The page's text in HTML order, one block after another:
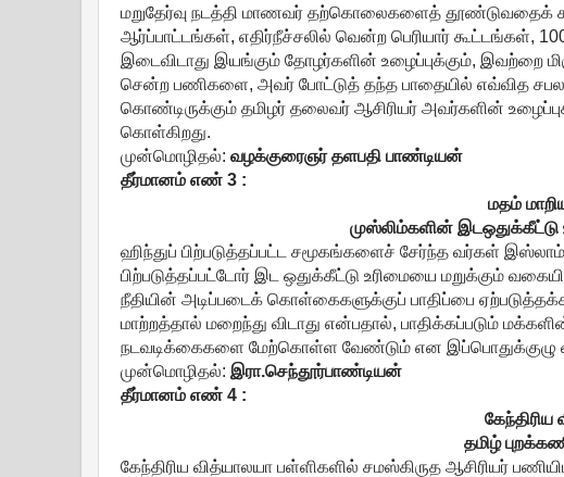
மறுதேர்வு நடத்தி மாணவர் தற்கொலைகளைத் தூண்டுவதைக்
ஆர்ப்பாட்டங்கள், எதிர்நீச்சலில் வென்ற பெரியார் கூட்டங்கள்,
இடைவிடாது இயங்கும் தோழர்களின் உழைப்புக்கும், இவற்றை
சென்ற பணிகளை, அவர் போட்டுத் தந்த பாதையில் எவ்வித
கொண்டிருக்கும் தமிழர் தலைவர் ஆசிரியர் அவர்களின்
கொள்கிறது.
முன்மொழிதல்: வழக்குரைஞர் தளபதி பாண்டியன்
தீர்மானம் எண்3 :
மதம்
முஸ்லிம்களின் இடஒதுக்கீட்டு
ஹிந்துப் பிற்படுத்தப்பட்ட சமூகங்களைச் சேர்ந்த வர்கள்
பிற்படுத்தப்பட்டோர் இட ஒதுக்கீட்டு உரிமையை மறுக்கும்
நீதியின் அடிப்படைக் கொள்கைகளுக்குப் பாதிப்பை
மாற்றத்தால் மறைந்து விடாது என்பதால், பாதிக்கப்படும்
நடவடிக்கைகளை மேற்கொள்ள வேண்டும் என இப்பொதுக்குழு
முன்மொழிதல்: இரா.செந்தூர்பாண்டியன்
தீர்மானம் எண்4 :
தமிழ்
கேந்திரிய வித்யாலயா பள்ளிகளில் சமஸ்கிருத ஆசிரியர்